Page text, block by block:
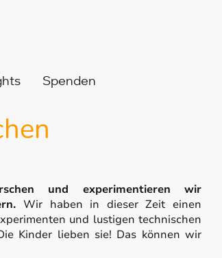
Spenden
und experimentieren wir
Wir haben in dieser Zeit einen
und lustigen technischen
Kinder lieben sie! Das können wir